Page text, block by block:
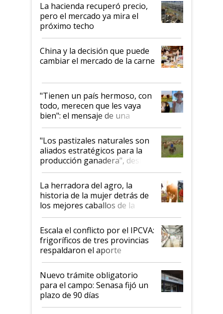
La hacienda recuperó precio,
pero el mercado ya mira el
próximo techo
China y la decisión que puede
cambiar el mercado de la carne
"Tienen un país hermoso, con
todo, merecen que les vaya
bien": el mensaje de una
ganadera uruguaya sobre las
oportunidades que se abren
para el agro en Argentina, con
foco en la carne
"Los pastizales naturales son
aliados estratégicos para la
producción ganadera", destaca
la iniciativa que ya reúne a 46
establecimientos en Argentina
La herradora del agro, la
historia de la mujer detrás de
los mejores caballos de la
Argentina y los mitos que
todavía hacen sufrir a estos
animales: "Mientras me
descalificaban, yo seguí
haciendo currículum"
Escala el conflicto por el IPCVA:
frigoríficos de tres provincias
respaldaron el aporte
obligatorio
Nuevo trámite obligatorio
para el campo: Senasa fijó un
plazo de 90 días